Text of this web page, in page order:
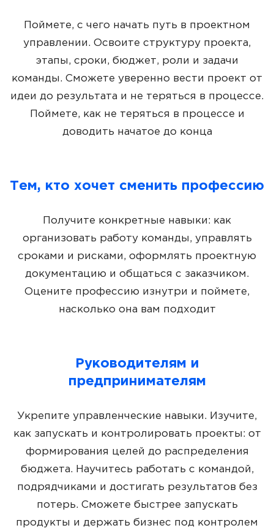
Поймете, с чего начать путь в проектном
управлении. Освоите структуру проекта,
этапы, сроки, бюджет, роли и задачи
команды. Сможете уверенно вести проект от
идеи до результата и не теряться в процессе.
Поймете, как не теряться в процессе и
доводить начатое до конца
Тем, кто хочет сменить профессию
Получите конкретные навыки: как
организовать работу команды, управлять
сроками и рисками, оформлять проектную
документацию и общаться с заказчиком.
Оцените профессию изнутри и поймете,
насколько она вам подходит
Руководителям и
предпринимателям
Укрепите управленческие навыки. Изучите,
как запускать и контролировать проекты: от
формирования целей до распределения
бюджета. Научитесь работать с командой,
подрядчиками и достигать результатов без
потерь. Сможете быстрее запускать
продукты и держать бизнес под контролем